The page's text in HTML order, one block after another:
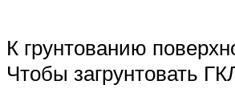
К грунтованию
Чтобы загрунтовать